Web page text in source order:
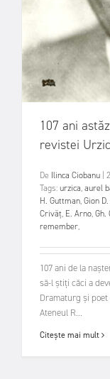
107 ani
revistei
De Ilinca Ciobanu
Tags:urzica,aurel
H. Guttman,Gion
Crivăț, E. Arno,Gh.
remember,
107 ani de la
să-l știți căci a
Dramaturg și
Ateneul R...
Citește mai mult